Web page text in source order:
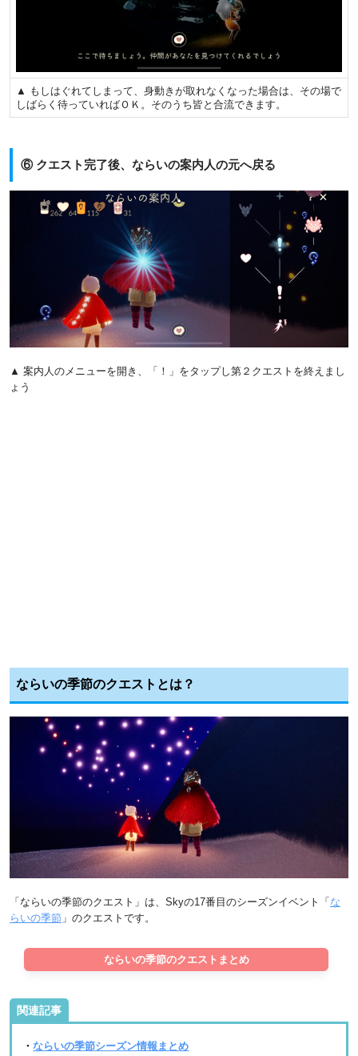
▲ もしはぐれてしまって、身動きが取れなくなった場合は、その場で
しばらく待っていればＯＫ。そのうち皆と合流できます。
⑥ クエスト完了後、ならいの案内人の元へ戻る
▲ 案内人のメニューを開き、「！」をタップし第２クエストを終えまし
ょう
ならいの季節のクエストとは？
「ならいの季節のクエスト」は、Skyの17番目のシーズンイベント「 な
らいの季節 」のクエストです。
ならいの季節のクエストまとめ
関連記事
・ならいの季節シーズン情報まとめ